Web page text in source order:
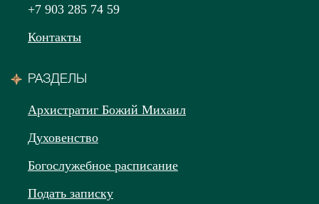
+7 903 285 74 59
Контакты
РАЗДЕЛЫ
Архистратиг Божий Михаил
Духовенство
Богослужебное расписание
Подать записку